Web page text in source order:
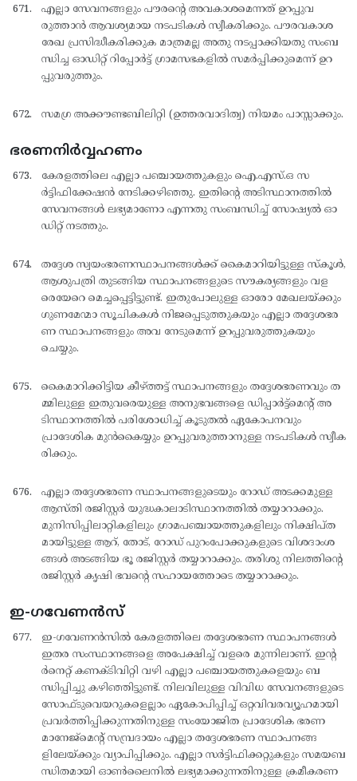
എല്ലാ സേവനങ്ങളും പൗരന്റെ അവകാശമെന്നത് ഉറപ്പുവ
രുത്താന്‍ ആവശ്യമായ നടപടികള്‍ സ്വീകരിക്കും. പൗരവകാശ
രേഖ പ്രസിദ്ധീകരിക്കുക മാത്രമല്ല അതു നടപ്പാക്കിയതു സംബ
ന്ധിച്ച ഓഡിറ്റ് റിപ്പോര്‍ട്ട് ഗ്രാമസഭകളില്‍ സമര്‍പ്പിക്കുമെന്ന് ഉറ
പ്പുവരുത്തും.
സമഗ്ര അക്കൗണ്ടബിലിറ്റി (ഉത്തരവാദിത്വ) നിയമം പാസ്സാക്കും.
ഭരണനിർവ്വഹണം
കേരളത്തിലെ എല്ലാ പഞ്ചായത്തുകളും ഐ.എസ്.ഒ സ
ര്‍ട്ടിഫിക്കേഷന്‍ നേടിക്കഴിഞ്ഞു. ഇതിന്റെ അടിസ്ഥാനത്തില്‍
സേവനങ്ങള്‍ ലഭ്യമാണോ എന്നതു സംബന്ധിച്ച് സോഷ്യല്‍ ഓ
ഡിറ്റ് നടത്തും.
തദ്ദേശ സ്വയംഭരണസ്ഥാപനങ്ങള്‍ക്ക് കൈമാറിയിട്ടുള്ള സ്കൂള്‍,
ആശുപത്രി തുടങ്ങിയ സ്ഥാപനങ്ങളുടെ സൗകര്യങ്ങളും വള
രെയേറെ മെച്ചപ്പെട്ടിട്ടുണ്ട്. ഇതുപോലുള്ള ഓരോ മേഖലയ്ക്കും
ഗുണമേന്മാ സൂചികകള്‍ നിജപ്പെടുത്തുകയും എല്ലാ തദ്ദേശഭര
ണ സ്ഥാപനങ്ങളും അവ നേടുമെന്ന് ഉറപ്പുവരുത്തുകയും
ചെയ്യും.
കൈമാറിക്കിട്ടിയ കീഴ്ത്തട്ട് സ്ഥാപനങ്ങളും തദ്ദേശഭരണവും ത
മ്മിലുള്ള ഇതുവരെയുള്ള അനുഭവങ്ങളെ ഡിപ്പാര്‍ട്ട്മെന്റ് അ
ടിസ്ഥാനത്തില്‍ പരിശോധിച്ച് കൂടുതല്‍ ഏകോപനവും
പ്രാദേശിക മുന്‍കൈയ്യും ഉറപ്പുവരുത്താനുള്ള നടപടികള്‍ സ്വീക
രിക്കും.
എല്ലാ തദ്ദേശഭരണ സ്ഥാപനങ്ങളുടെയും റോഡ് അടക്കമുള്ള
ആസ്തി രജിസ്റ്റര്‍ യുദ്ധകാലാടിസ്ഥാനത്തില്‍ തയ്യാറാക്കും.
മുനിസിപ്പിലാറ്റികളിലും ഗ്രാമപഞ്ചായത്തുകളിലും നിക്ഷിപ്ത
മായിട്ടുള്ള ആറ്, തോട്, റോഡ് പുറംപോക്കുകളുടെ വിശദാംശ
ങ്ങള്‍ അടങ്ങിയ ഭൂ രജിസ്റ്റര്‍ തയ്യാറാക്കും. തരിശു നിലത്തിന്റെ
രജിസ്റ്റര്‍ കൃഷി ഭവന്റെ സഹായത്തോടെ തയ്യാറാക്കും.
ഇ-ഗവേണൻസ്
ഇ-ഗവേണന്‍സില്‍ കേരളത്തിലെ തദ്ദേശഭരണ സ്ഥാപനങ്ങള്‍
ഇതര സംസ്ഥാനങ്ങളെ അപേക്ഷിച്ച് വളരെ മുന്നിലാണ്. ഇന്റ
ര്‍നെറ്റ് കണക്ടിവിറ്റി വഴി എല്ലാ പഞ്ചായത്തുകളെയും ബ
ന്ധിപ്പിച്ചു കഴിഞ്ഞിട്ടുണ്ട്. നിലവിലുള്ള വിവിധ സേവനങ്ങളുടെ
സോഫ്ടുവെയറുകളെല്ലാം ഏകോപിപ്പിച്ച് ഒറ്റവിവരവ്യൂഹമായി
പ്രവര്‍ത്തിപ്പിക്കുന്നതിനുള്ള സംയോജിത പ്രാദേശിക ഭരണ
മാനേജ്മെന്റ് സമ്പ്രദായം എല്ലാ തദ്ദേശഭരണ സ്ഥാപനങ്ങ
ളിലേയ്ക്കും വ്യാപിപ്പിക്കും. എല്ലാ സര്‍ട്ടിഫിക്കറ്റുകളും സമയബ
ന്ധിതമായി ഓണ്‍ലൈനില്‍ ലഭ്യമാക്കുന്നതിനുള്ള ക്രമീകരണ